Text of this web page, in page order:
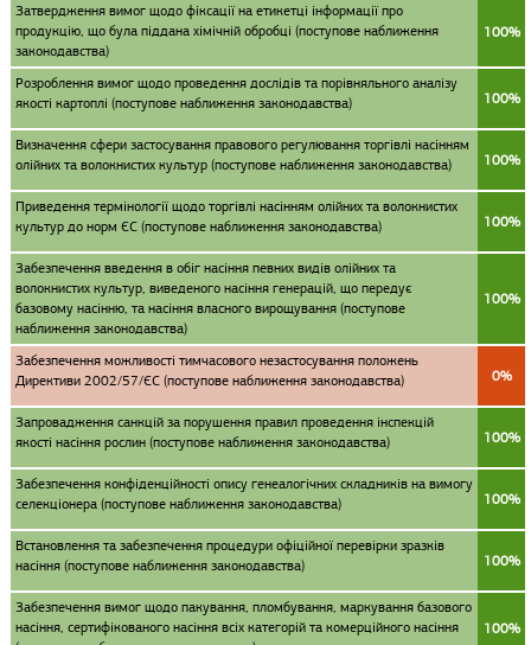
Затвердження вимог щодо фіксації на етикетці інформації про
продукцію, що була піддана хімічній обробці (поступове наближення
законодавства)
100%
Розроблення вимог щодо проведення дослідів та порівняльного аналізу
якості картоплі (поступове наближення законодавства)
100%
Визначення сфери застосування правового регулювання торгівлі насінням
олійних та волокнистих культур (поступове наближення законодавства)
100%
Приведення термінології щодо торгівлі насінням олійних та волокнистих
культур до норм ЄС (поступове наближення законодавства)
100%
Забезпечення введення в обіг насіння певних видів олійних та
волокнистих культур, виведеного насіння генерацій, що передує
базовому насінню, та насіння власного вирощування (поступове
наближення законодавства)
100%
Забезпечення можливості тимчасового незастосування положень
Директиви 2002/57/ЄС (поступове наближення законодавства)
0%
Запровадження санкцій за порушення правил проведення інспекцій
якості насіння рослин (поступове наближення законодавства)
100%
Забезпечення конфіденційності опису генеалогічних складників на вимогу
селекціонера (поступове наближення законодавства)
100%
Встановлення та забезпечення процедури офіційної перевірки зразків
насіння (поступове наближення законодавства)
100%
Забезпечення вимог щодо пакування, пломбування, маркування базового
насіння, сертифікованого насіння всіх категорій та комерційного насіння
100%